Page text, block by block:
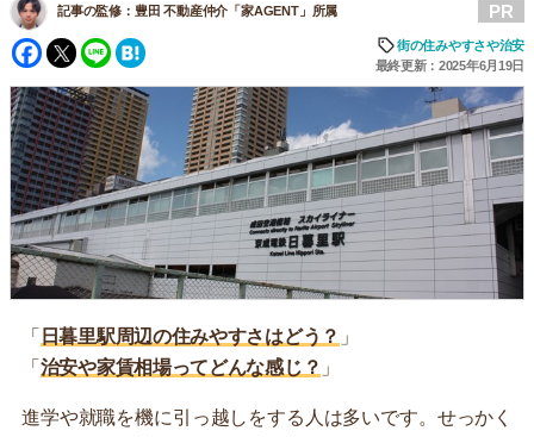
記事の監修： 豊田 不動産仲介「家AGENT」所属
Facebook
Twitter
Line
PR
街の住みやすさや治安
最終更新：2025年6月19日
「 日暮里駅周辺の住みやすさはどう？ 」
「 治安や家賃相場ってどんな感じ？ 」
進学や就職を機に引っ越しをする人は多いです。せっかく